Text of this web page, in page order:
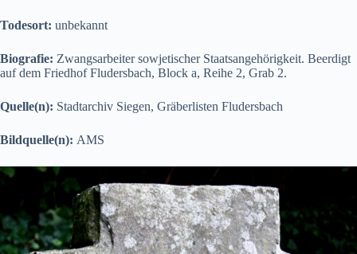
Todesort: unbekannt
Biografie: Zwangsarbeiter sowjetischer Staatsangehörigkeit. Beerdigt
auf dem Friedhof Fludersbach, Block a, Reihe 2, Grab 2.
Quelle(n): Stadtarchiv Siegen, Gräberlisten Fludersbach
Bildquelle(n): AMS